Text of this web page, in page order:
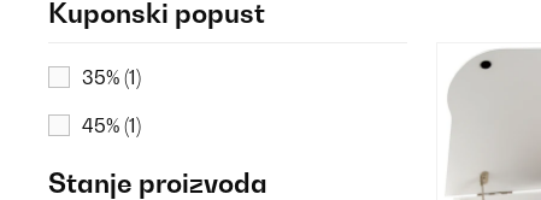
Kuponski popust
35% (1)
45% (1)
Stanje proizvoda